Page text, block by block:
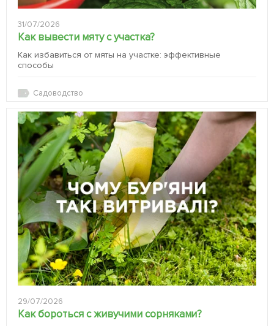
31/07/2026
Как вывести мяту с участка?
Как избавиться от мяты на участке: эффективные
способы
Садоводство
29/07/2026
Как бороться с живучими сорняками?